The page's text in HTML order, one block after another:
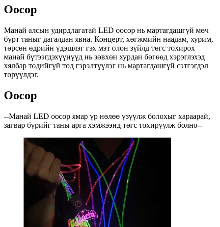
Оосор
Манай алсын удирдлагатай LED оосор нь мартагдашгүй мөч
бүрт таныг дагалдан явна. Концерт, хөгжмийн наадам, хурим,
төрсөн өдрийн үдэшлэг гэх мэт олон зүйлд төгс тохирох
манай бүтээгдэхүүнүүд нь зөвхөн хурдан бөгөөд хэрэглэхэд
хялбар төдийгүй тод гэрэлтүүлэг нь мартагдашгүй сэтгэгдэл
төрүүлдэг.
Оосор
--Манай LED оосор ямар үр нөлөө үзүүлж болохыг хараарай,
загвар бүрийг таны арга хэмжээнд төгс тохируулж болно--